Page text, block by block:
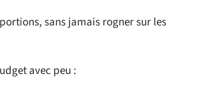
sans jamais rogner sur les
avec peu :